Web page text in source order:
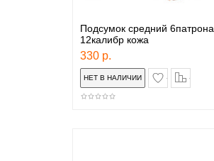
Подсумок средний 6патрона
12калибр кожа
330 р.
в закладки